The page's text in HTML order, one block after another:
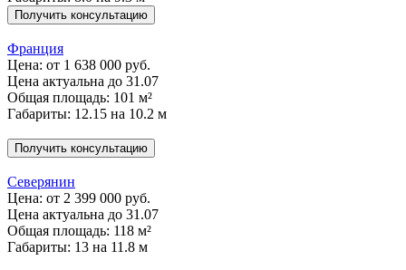
Получить консультацию
Франция
Цена: от 1 638 000 руб.
Цена актуальна до 31.07
Общая площадь: 101 м²
Габариты: 12.15 на 10.2 м
Получить консультацию
Северянин
Цена: от 2 399 000 руб.
Цена актуальна до 31.07
Общая площадь: 118 м²
Габариты: 13 на 11.8 м